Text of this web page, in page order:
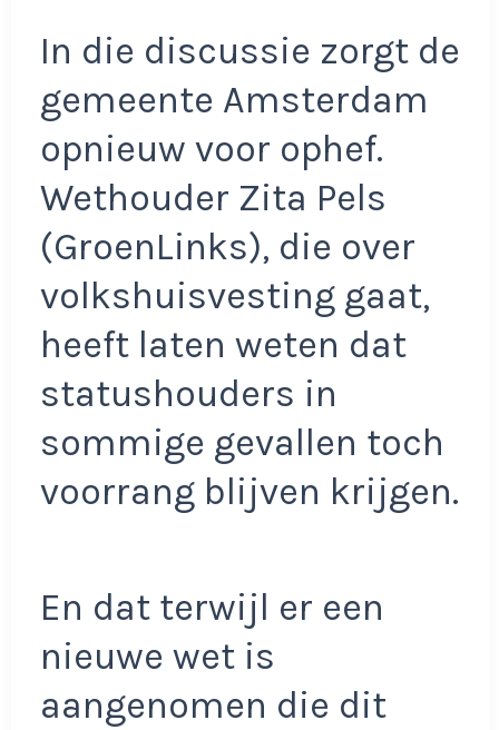
In die discussie zorgt de
gemeente Amsterdam
opnieuw voor ophef.
Wethouder Zita Pels
(GroenLinks), die over
volkshuisvesting gaat,
heeft laten weten dat
statushouders in
sommige gevallen toch
voorrang blijven krijgen.
En dat terwijl er een
nieuwe wet is
aangenomen die dit